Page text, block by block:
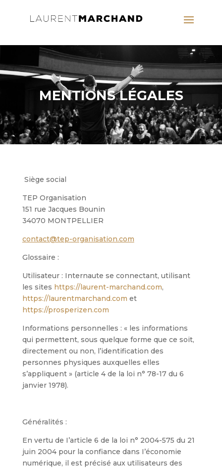
MENTIONS LÉGALES
Siège social
TEP Organisation
151 rue Jacques Bounin
34070 MONTPELLIER
contact@tep-organisation.com
Glossaire :
Utilisateur : Internaute se connectant, utilisant
les sites https://laurent-marchand.com,
https://laurentmarchand.com et
https://prosperizen.com
Informations personnelles : « les informations
qui permettent, sous quelque forme que ce soit,
directement ou non, l’identification des
personnes physiques auxquelles elles
s’appliquent » (article 4 de la loi n° 78-17 du 6
janvier 1978).
Généralités :
En vertu de I’article 6 de la loi n° 2004-575 du 21
juin 2004 pour la confiance dans I’économie
numérique, il est précisé aux utilisateurs des